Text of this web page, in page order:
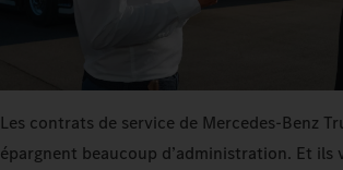
Les contrats de service de Mercedes‑Benz
épargnent beaucoup d’administration. Et ils